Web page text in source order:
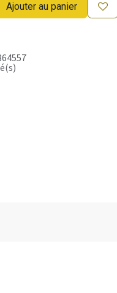
Ajouter au panier